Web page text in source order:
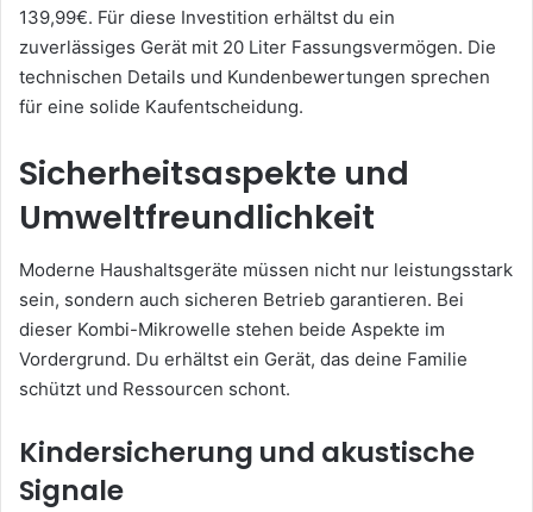
139,99€. Für diese Investition erhältst du ein
zuverlässiges Gerät mit 20 Liter Fassungsvermögen. Die
technischen Details und Kundenbewertungen sprechen
für eine solide Kaufentscheidung.
Sicherheitsaspekte und
Umweltfreundlichkeit
Moderne Haushaltsgeräte müssen nicht nur leistungsstark
sein, sondern auch sicheren Betrieb garantieren. Bei
dieser Kombi-Mikrowelle stehen beide Aspekte im
Vordergrund. Du erhältst ein Gerät, das deine Familie
schützt und Ressourcen schont.
Kindersicherung und akustische
Signale